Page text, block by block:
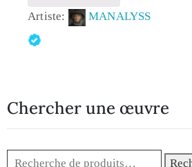
Artiste:
MANALYSS
Chercher une œuvre